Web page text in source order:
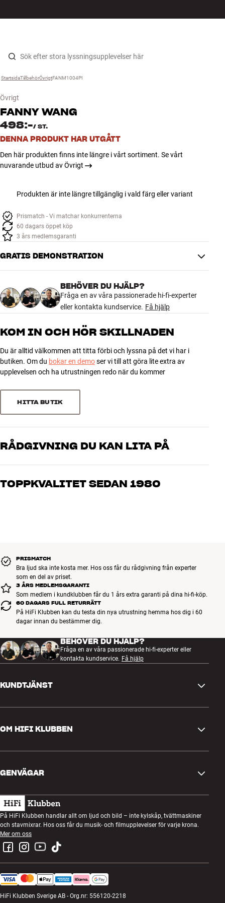
Hopp til innhold
Högtalare
Hörlurar
Surround
TV
Tillbehör
INSPIRATION
MÄRKEN
NYHETER
ERBJUDANDEN
Hitta Butik
Kundtjänst
Bygg med ljud
Företag
Startsida ›
Tillbehör ›
Övrigt ›
FANM1004PI
Övrigt
FANNY WANG
498:-/ ST.
DENNA PRODUKT HAR UTGÅTT
Den här produkten finns inte längre i vårt sortiment. Se vårt
nuvarande utbud av Övrigt
Produkten är inte längre tillgänglig i vald färg eller variant
Prismatch - Vi matchar konkurrenterna
60 dagars öppet köp
3 års medlemsgaranti
GRATIS DEMONSTRATION
BEHÖVER DU HJÄLP?
Fråga en av våra passionerade hi-fi-experter
eller kontakta kundservice. Få hjälp
KOM IN OCH HÖR SKILLNADEN
Du är alltid välkommen att titta förbi och lyssna på det vi har i
butiken. Om du bokar en demoser vi till att göra lite extra av
upplevelsen och ha utrustningen redo när du kommer
HITTA BUTIK
RÅDGIVNING DU KAN LITA PÅ
Våra medarbetare är riktiga entusiaster som kan produkterna och
vad du drömmer om, så hjälper vi dig att hitta den lösning som
TOPPKVALITET SEDAN 1980
PRISMATCH
Bra ljud ska inte kosta mer. Hos oss får du rådgivning från experter
som en del av priset.
3 ÅRS MEDLEMSGARANTI
Som medlem i kundklubben får du 1 års extra garanti på dina hi-fi-köp.
60 DAGARS FULL RETURRÄTT
På HiFi Klubben kan du testa din nya utrustning hemma hos dig i 60
dagar innan du bestämmer dig.
BEHÖVER DU HJÄLP?
Fråga en av våra passionerade hi-fi-experter eller
kontakta kundservice. Få hjälp
KUNDTJÄNST
Retur och reklamation
Ångra beställning
Köpvillkor
Integritetspolicy
OM HIFI KLUBBEN
Kundklubb
Lyssnarkväll
Tävlingar
Jobb i HiFi Klubben
GENVÄGAR
Presentkort
Bygg med ljud
Montering och installation
Retur av elavfall
Produktrecensioner
På HiFi Klubben handlar allt om ljud och bild – inte kylskåp, tvättmaskiner
och stavmixrar. Hos oss får du musik- och filmupplevelser för varje krona.
Mer om oss
HiFi Klubben Sverige AB - Org.nr: 556120-2218